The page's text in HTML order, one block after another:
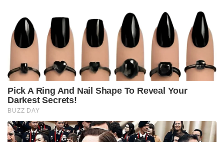
Pick A Ring And Nail Shape To Reveal Your
Darkest Secrets!
BUZZ DAY